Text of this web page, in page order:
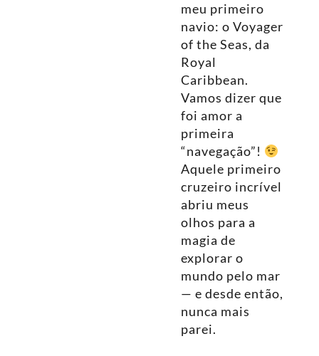
meu primeiro
navio: o Voyager
of the Seas, da
Royal
Caribbean.
Vamos dizer que
foi amor a
primeira
“navegação”!
Aquele primeiro
cruzeiro incrível
abriu meus
olhos para a
magia de
explorar o
mundo pelo mar
— e desde então,
nunca mais
parei.